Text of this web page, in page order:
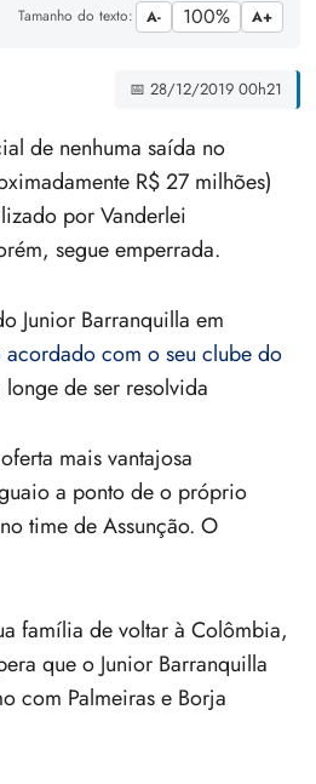
Tamanho do texto: A- 100% A+
📅 28/12/2019 00h21
de nenhuma saída no
R$ 27 milhões)
por Vanderlei
segue emperrada.
Junior Barranquilla em
com o seu clube do
de ser resolvida
mais vantajosa
a ponto de o próprio
time de Assunção. O
família de voltar à Colômbia,
que o Junior Barranquilla
com Palmeiras e Borja